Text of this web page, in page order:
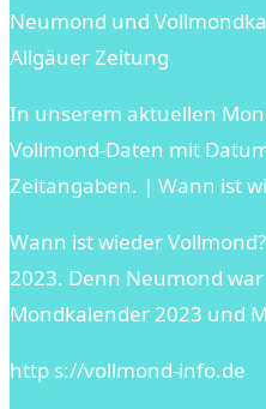
Neumond und
Allgäuer Zeitung
In unserem aktuellen
Vollmond-Daten mit
Zeitangaben. | Wann ist
Wann ist wieder
2023. Denn Neumond
Mondkalender 2023 und
http s://vollmond-info.de